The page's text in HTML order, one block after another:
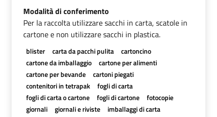
Modalità di conferimento
Per la raccolta utilizzare sacchi in carta, scatole in
cartone e non utilizzare sacchi in plastica.
blister carta da pacchi pulita
cartoncino
cartone da imballaggio
cartone per alimenti
cartone per bevande
cartoni piegati
contenitori in tetrapak
fogli di carta
fogli di carta o cartone
fogli di cartone
fotocopie
giornali
giornali e riviste
imballaggi di carta